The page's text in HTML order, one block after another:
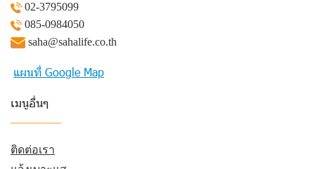
02-3795099
085-0984050
saha@sahalife.co.th
แผนที่ Google Map
เมนูอื่นๆ
ติดต่อเรา